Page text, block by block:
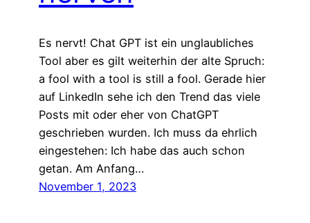
Es nervt! Chat GPT ist ein unglaubliches
Tool aber es gilt weiterhin der alte Spruch:
a fool with a tool is still a fool. Gerade hier
auf LinkedIn sehe ich den Trend das viele
Posts mit oder eher von ChatGPT
geschrieben wurden. Ich muss da ehrlich
eingestehen: Ich habe das auch schon
getan. Am Anfang…
November 1, 2023